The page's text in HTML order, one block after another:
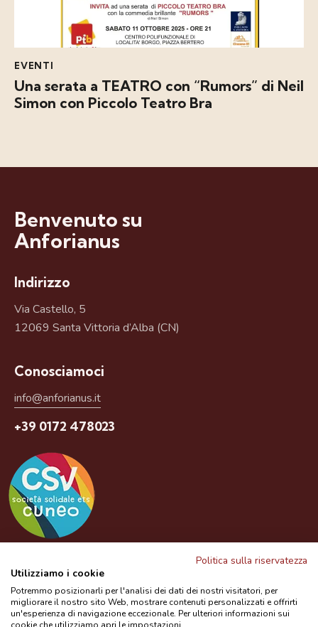
EVENTI
Una serata a TEATRO con “Rumors” di Neil
Simon con Piccolo Teatro Bra
Benvenuto su
Anforianus
Indirizzo
Via Castello, 5
12069 Santa Vittoria d’Alba (CN)
Conosciamoci
info@anforianus.it
+39 0172 478023
Bibliografia Privacy Policy Contatti
Politica sulla riservatezza
Utilizziamo i cookie
Potremmo posizionarli per l'analisi dei dati dei nostri visitatori, per
migliorare il nostro sito Web, mostrare contenuti personalizzati e offrirti
un'esperienza di navigazione eccezionale. Per ulteriori informazioni sui